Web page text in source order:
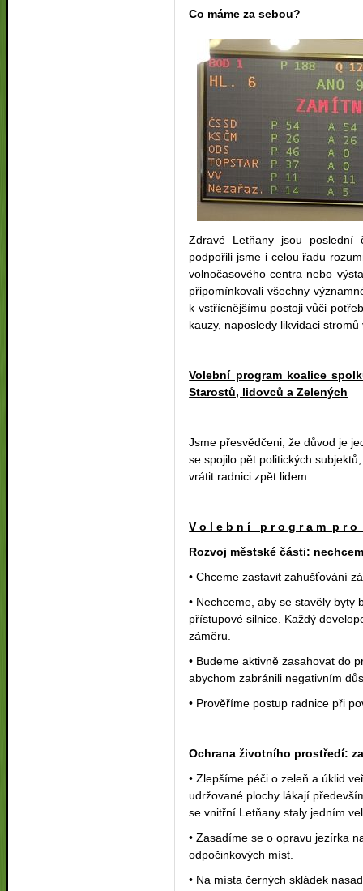
Co máme za sebou?
Zdravé Letňany jsou
podpořili jsme i celou řadu
volnočasového centra nebo
připomínkovali všechny
k vstřícnějšímu postoji vůči
kauzy, naposledy likvidaci
Volební program koalice
Starostů, lidovců a Zelených
Jsme přesvědčeni, že důvod je
se spojilo pět politických
vrátit radnici zpět lidem.
V o l e b n í p r o g r a m p r
Rozvoj městské části:
• Chceme zastavit zahušťování
• Nechceme, aby se stavěly byty
přístupové silnice. Každý
záměru.
• Budeme aktivně zasahovat do
abychom zabránili negativním
• Prověříme postup radnice při
Ochrana životního prostředí:
• Zlepšíme péči o zeleň a úklid
udržované plochy lákají
se vnitřní Letňany staly jedním
• Zasadíme se o opravu jezírka
odpočinkových míst.
• Na místa černých skládek